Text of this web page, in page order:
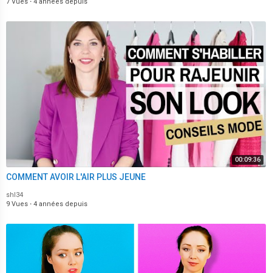
00:09:36
COMMENT AVOIR L'AIR PLUS JEUNE
shl34
9 Vues · 4 années depuis